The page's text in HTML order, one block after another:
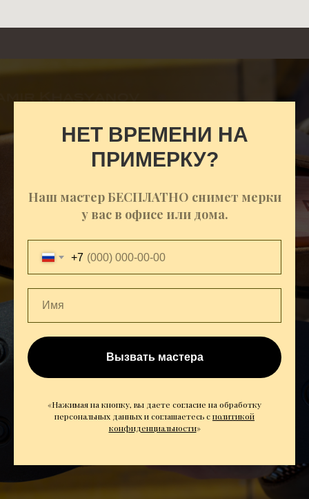
НЕТ ВРЕМЕНИ НА
ПРИМЕРКУ?
Наш мастер БЕСПЛАТНО снимет мерки
у вас в офисе или дома.
+7
Вызвать мастера
«Нажимая на кнопку, вы даете согласие на обработку
персональных данных и соглашаетесь cполитикой
конфиденциальности»